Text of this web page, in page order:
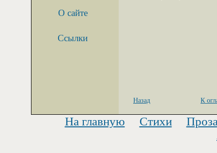
О сайте
Ссылки
Назад К
На главную Стихи